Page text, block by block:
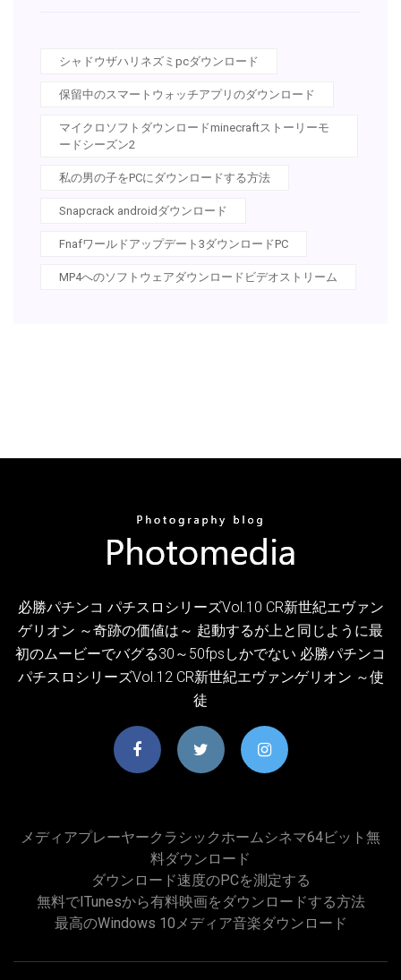
シャドウザハリネズミpcダウンロード
保留中のスマートウォッチアプリのダウンロード
マイクロソフトダウンロードminecraftストーリーモ
ードシーズン2
私の男の子をPCにダウンロードする方法
Snapcrack androidダウンロード
Fnafワールドアップデート3ダウンロードPC
MP4へのソフトウェアダウンロードビデオストリーム
必勝パチンコ パチスロシリーズVol.10 CR新世紀エヴァン
ゲリオン ～奇跡の価値は～ 起動するが上と同じように最
初のムービーでバグる30～50fpsしかでない 必勝パチンコ
パチスロシリーズVol.12 CR新世紀エヴァンゲリオン ～使
徒
メディアプレーヤークラシックホームシネマ64ビット無
料ダウンロード
ダウンロード速度のPCを測定する
無料でiTunesから有料映画をダウンロードする方法
最高のWindows 10メディア音楽ダウンロード